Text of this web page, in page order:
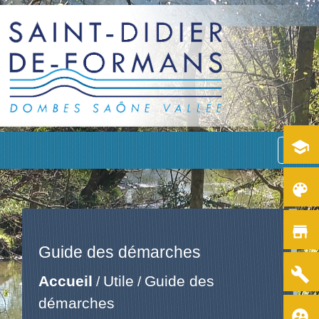
menu
Guide des démarches
Accueil / Utile / Guide des
démarches
school
color_lens
store
build